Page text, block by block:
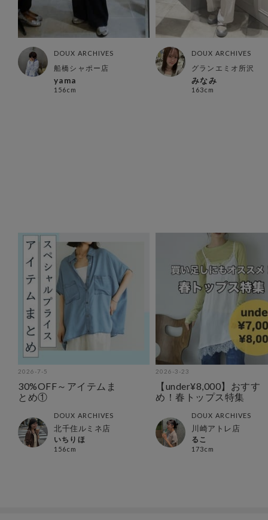
DOUX ARCHIVES
船橋シャポー店
yama
156cm
DOUX ARCHIVES
グランエミオ所沢
みなみ
163cm
2026-7-5
30%OFF～アイテムま
とめ①
DOUX ARCHIVES
北千住ルミネ店
いちりほ
156cm
2026-3-23
【under¥8,000】おすす
め！春トップス特集
DOUX ARCHIVES
川崎アトレ店
るこ
173cm